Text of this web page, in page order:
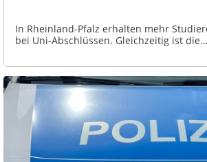
In Rheinland-Pfalz erhalten mehr
bei Uni-Abschlüssen. Gleichzeitig ist die...